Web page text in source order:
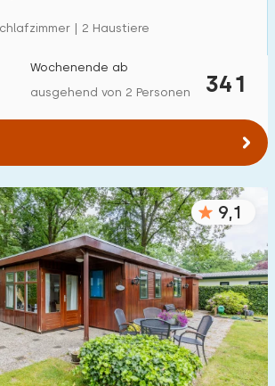
| 2 Haustiere
341
Wochenende ab
ausgehend von 2 Personen
9,1